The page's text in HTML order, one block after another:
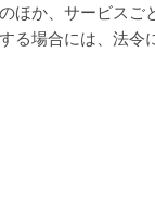
ほか、サービスご
場合には、法令